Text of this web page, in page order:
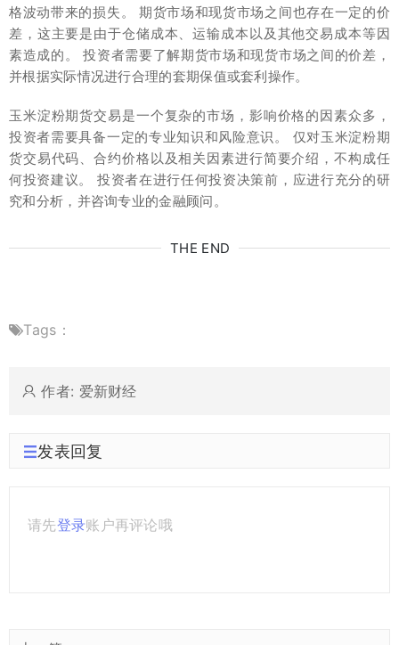
格波动带来的损失。 期货市场和现货市场之间也存在一定的价
差，这主要是由于仓储成本、运输成本以及其他交易成本等因
素造成的。 投资者需要了解期货市场和现货市场之间的价差，
并根据实际情况进行合理的套期保值或套利操作。
玉米淀粉期货交易是一个复杂的市场，影响价格的因素众多，
投资者需要具备一定的专业知识和风险意识。 仅对玉米淀粉期
货交易代码、合约价格以及相关因素进行简要介绍，不构成任
何投资建议。 投资者在进行任何投资决策前，应进行充分的研
究和分析，并咨询专业的金融顾问。
THE END
Tags：
作者: 爱新财经
发表回复
请先登录账户再评论哦